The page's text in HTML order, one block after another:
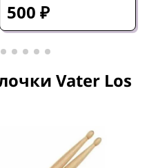
500 ₽
Vater Los